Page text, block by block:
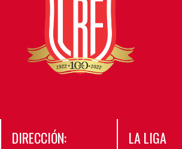
DIRECCIÓN: LA LIGA